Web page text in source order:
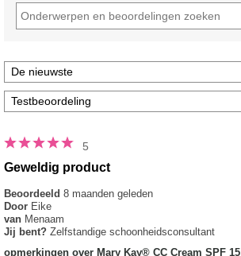
5
Geweldig product
Beoordeeld 8 maanden geleden
Door Eike
van Menaam
Jij bent? Zelfstandige schoonheidsconsultant
opmerkingen over Mary Kay® CC Cream SPF 15